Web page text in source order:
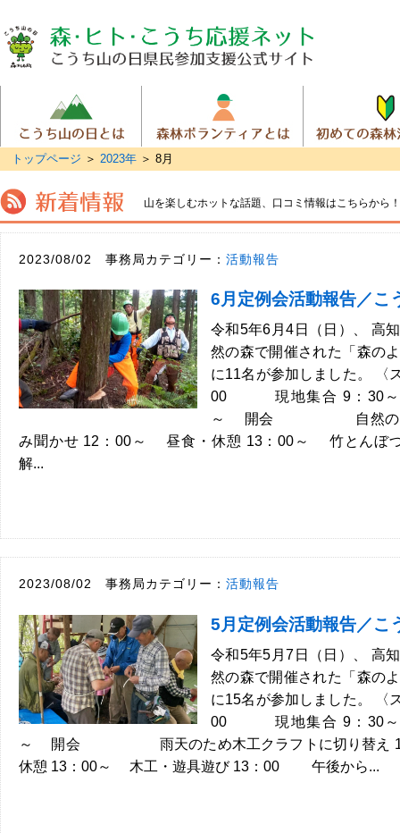
トップページ ＞2023年 ＞8月
山を楽しむホットな話題、 口コミ情報はこちらから！
2023/08/02 事務局カテゴリー： 活動報告
6月定例会活動報告／こ
令和5年6月4日（日）、 高
然の森で開催された「森の
に11名が参加しました。 〈
00 現地集合 9：30
～ 開会 自然の森探
み聞かせ 12：00～ 昼食・休憩 13：00～ 竹とん
解...
2023/08/02 事務局カテゴリー： 活動報告
5月定例会活動報告／こ
令和5年5月7日（日）、 高
然の森で開催された「森の
に15名が参加しました。 〈
00 現地集合 9：30
～ 開会 雨天のため木工クラフトに切り替え
休憩 13：00～ 木工・遊具遊び 13：00 午後から...